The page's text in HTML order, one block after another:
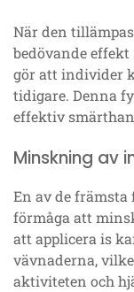
När den
bedövande
gör att individer
tidigare. Denna
effektiv
Minskning av
En av de
förmåga att
att applicera is
vävnaderna,
aktiviteten och